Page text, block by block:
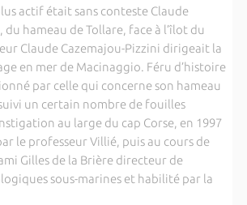
actif était sans conteste Claude
du hameau de Tollare, face à l’îlot du
Claude Cazemajou-Pizzini dirigeait la
en mer de Macinaggio. Féru d’histoire
par celle qui concerne son hameau
un certain nombre de fouilles
au large du cap Corse, en 1997
le professeur Villié, puis au cours de
Gilles de la Brière directeur de
sous-marines et habilité par la